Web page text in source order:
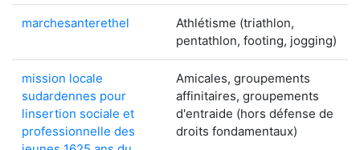
marchesanterethel
Athlétisme (triathlon,
pentathlon, footing, jogging)
mission locale
sudardennes pour
linsertion sociale et
professionnelle des
Amicales, groupements
affinitaires, groupements
d'entraide (hors défense de
droits fondamentaux)